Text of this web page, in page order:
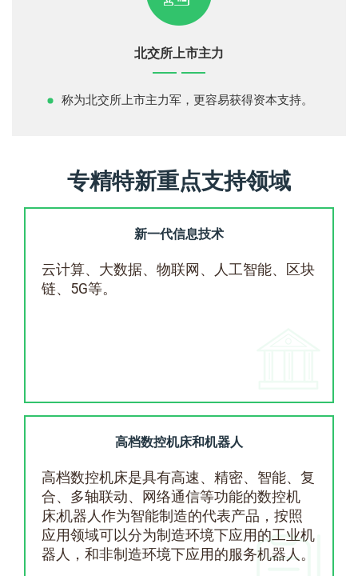
北交所上市主力
称为北交所上市主力军，更容易获得资本支持。
专精特新重点支持领域
新一代信息技术
云计算、大数据、物联网、人工智能、区块
链、5G等。
高档数控机床和机器人
高档数控机床是具有高速、精密、智能、复
合、多轴联动、网络通信等功能的数控机
床;机器人作为智能制造的代表产品，按照
应用领域可以分为制造环境下应用的工业机
器人，和非制造环境下应用的服务机器人。